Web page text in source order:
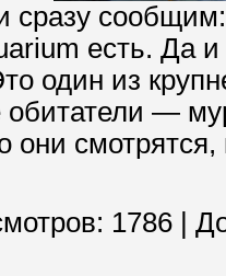
сразу
есть.
один из
обитатели —
смотрятся,
1786